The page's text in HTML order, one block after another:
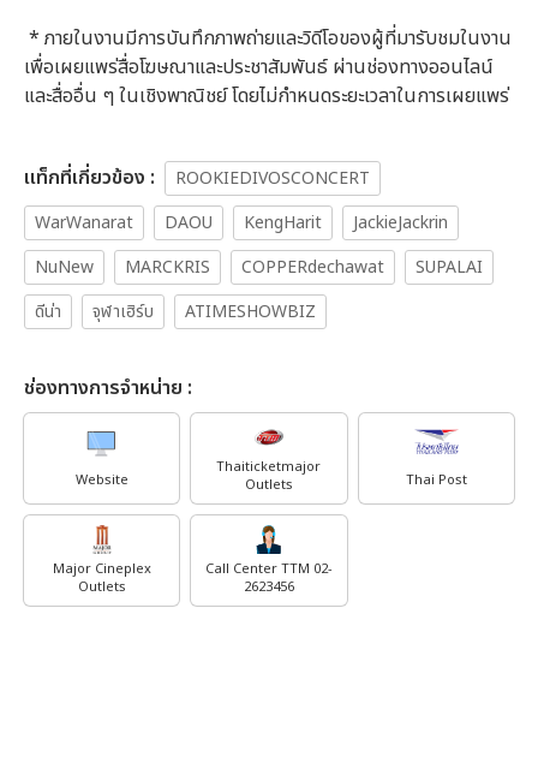
* ภายในงานมีการบันทึกภาพถ่ายและวิดีโอของผู้ที่มารับชมในงาน
เพื่อเผยแพร่สื่อโฆษณาและประชาสัมพันธ์ ผ่านช่องทางออนไลน์
และสื่ออื่น ๆ ในเชิงพาณิชย์โดยไม่กำหนดระยะเวลาในการเผยแพร่
เเท็กที่เกี่ยวข้อง :
ROOKIEDIVOSCONCERT
WarWanarat
DAOU KengHarit
JackieJackrin
NuNew
MARCKRIS COPPERdechawat
SUPALAI
ดีน่า
จุฬาเฮิร์บ ATIMESHOWBIZ
ช่องทางการจำหน่าย :
Website
Thaiticketmajor
Outlets
Thai Post
Major Cineplex
Outlets
Call Center TTM 02-
2623456